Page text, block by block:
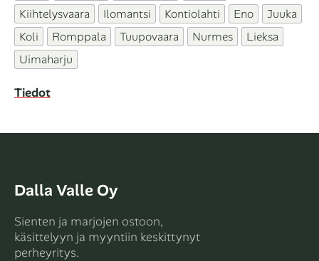
Kiihtelysvaara
Ilomantsi Kontiolahti Eno
Juuka
Koli
Romppala Tuupovaara Nurmes
Lieksa
Uimaharju
Tiedot
Dalla Valle Oy
Sienten ja marjojen ostoon,
käsittelyyn ja myyntiin keskittynyt
perheyritys.